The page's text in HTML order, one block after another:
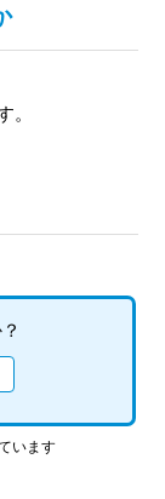
】セーブデー
きるのか
】フルボイス
。
います